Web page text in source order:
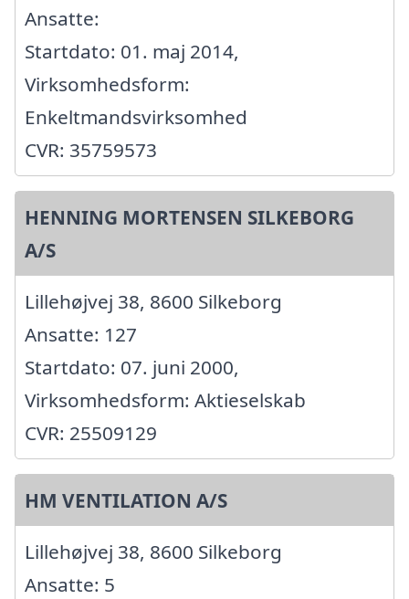
Ansatte:
Startdato: 01. maj 2014,
Virksomhedsform:
Enkeltmandsvirksomhed
CVR: 35759573
HENNING MORTENSEN SILKEBORG
A/S
Lillehøjvej 38, 8600 Silkeborg
Ansatte: 127
Startdato: 07. juni 2000,
Virksomhedsform: Aktieselskab
CVR: 25509129
HM VENTILATION A/S
Lillehøjvej 38, 8600 Silkeborg
Ansatte: 5